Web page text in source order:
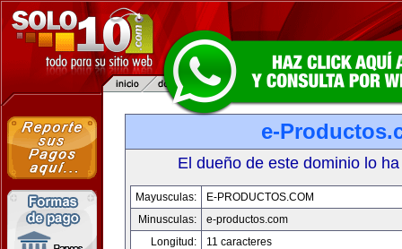
e-
El dueño de este dominio lo
Mayusculas:
E-PRODUCTOS.COM
Minusculas:
e-productos.com
Longitud:
11 caracteres